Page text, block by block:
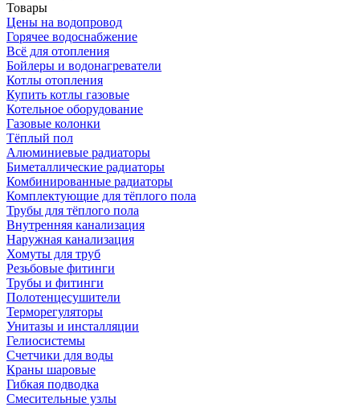
Товары
Цены на водопровод
Горячее водоснабжение
Всё для отопления
Бойлеры и водонагреватели
Котлы отопления
Купить котлы газовые
Котельное оборудование
Газовые колонки
Тёплый пол
Алюминиевые радиаторы
Биметаллические радиаторы
Комбинированные радиаторы
Комплектующие для тёплого пола
Трубы для тёплого пола
Внутренняя канализация
Наружная канализация
Хомуты для труб
Резьбовые фитинги
Трубы и фитинги
Полотенцесушители
Терморегуляторы
Унитазы и инсталляции
Гелиосистемы
Счетчики для воды
Краны шаровые
Гибкая подводка
Смесительные узлы